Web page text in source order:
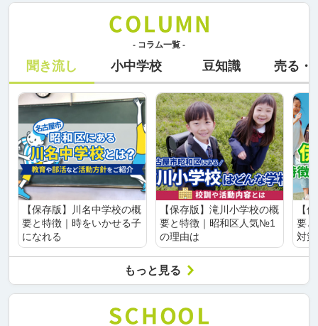
- コラム一覧 -
聞き流し 小中学校 豆知識 売る・
【保存版】川名中学校の概
要と特徴｜時をいかせる子
になれる
【保存版】滝川小学校の概
要と特徴｜昭和区人気№1
の理由は
【
要
対
もっと見る